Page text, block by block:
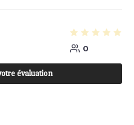
0
évaluation